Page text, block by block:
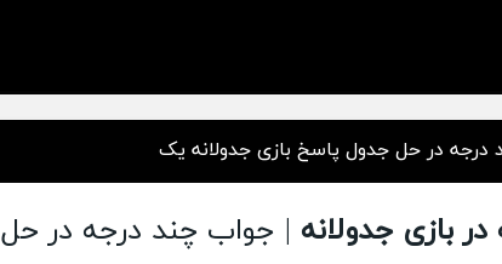
درجه در حل جدول پاسخ بازی جدولانه یک
بازی جدولانه | جواب چند درجه در حل